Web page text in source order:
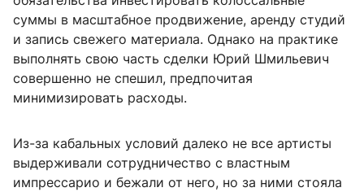
суммы в масштабное продвижение, аренду студий
и запись свежего материала. Однако на практике
выполнять свою часть сделки Юрий Шмильевич
совершенно не спешил, предпочитая
минимизировать расходы.
Из-за кабальных условий далеко не все артисты
выдерживали сотрудничество с властным
импрессарио и бежали от него, но за ними стояла